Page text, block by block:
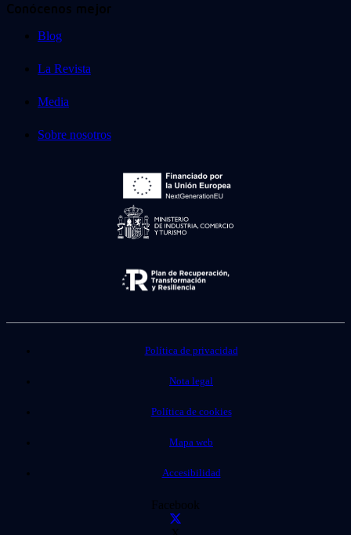
Conócenos mejor
Blog
La Revista
Media
Sobre nosotros
Política de privacidad
Nota legal
Política de cookies
Mapa web
Accesibilidad
Facebook